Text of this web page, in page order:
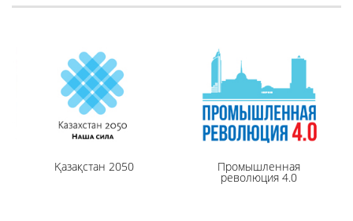
Қазақстан 2050 Промышленная
революция 4.0